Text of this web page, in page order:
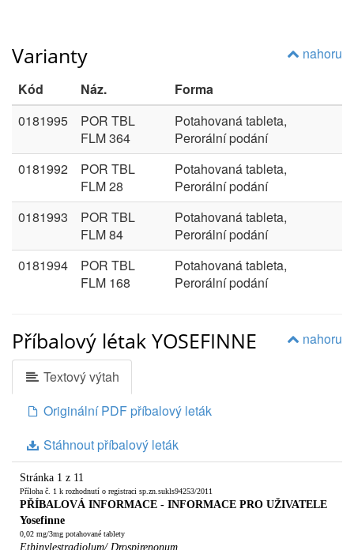
nahoru
Varianty
Kód Náz.
Forma
0181995
POR TBL
FLM 364
Potahovaná tableta,
Perorální podání
0181992
POR TBL
FLM 28
Potahovaná tableta,
Perorální podání
0181993
POR TBL
FLM 84
Potahovaná tableta,
Perorální podání
0181994
POR TBL
FLM 168
Potahovaná tableta,
Perorální podání
nahoru
Příbalový létak YOSEFINNE
Textový výtah
Originální PDF příbalový leták
Stáhnout příbalový leták
Stránka 1 z 11
Příloha č. 1 k rozhodnutí o registraci sp.zn.sukls94253/2011
PŘÍBALOVÁ INFORMACE - INFORMACE PRO UŽIVATELE
Yosefinne
0,02 mg/3mg potahované tablety
Ethinylestradiolum/ Drospirenonum